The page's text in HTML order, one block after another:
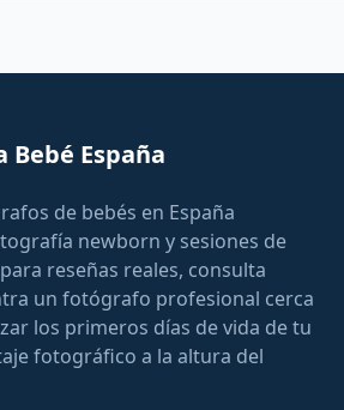
Bebé España
de bebés en España
newborn y sesiones de
reseñas reales, consulta
un fotógrafo profesional cerca
los primeros días de vida de tu
fotográfico a la altura del